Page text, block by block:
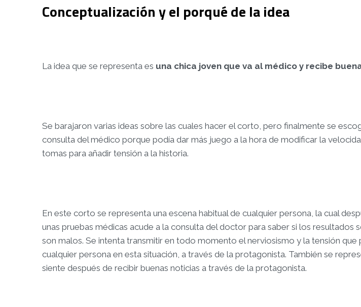
Conceptualización y el porqué de la idea
La idea que se representa es una chica joven que va al médico y recibe
Se barajaron varias ideas sobre las cuales hacer el corto, pero finalmente se
consulta del médico porque podía dar más juego a la hora de modificar la
tomas para añadir tensión a la historia.
En este corto se representa una escena habitual de cualquier persona, la cual
unas pruebas médicas acude a la consulta del doctor para saber si los resultados
son malos. Se intenta transmitir en todo momento el nerviosismo y la tensión que
cualquier persona en esta situación, a través de la protagonista. También se
siente después de recibir buenas noticias a través de la protagonista.